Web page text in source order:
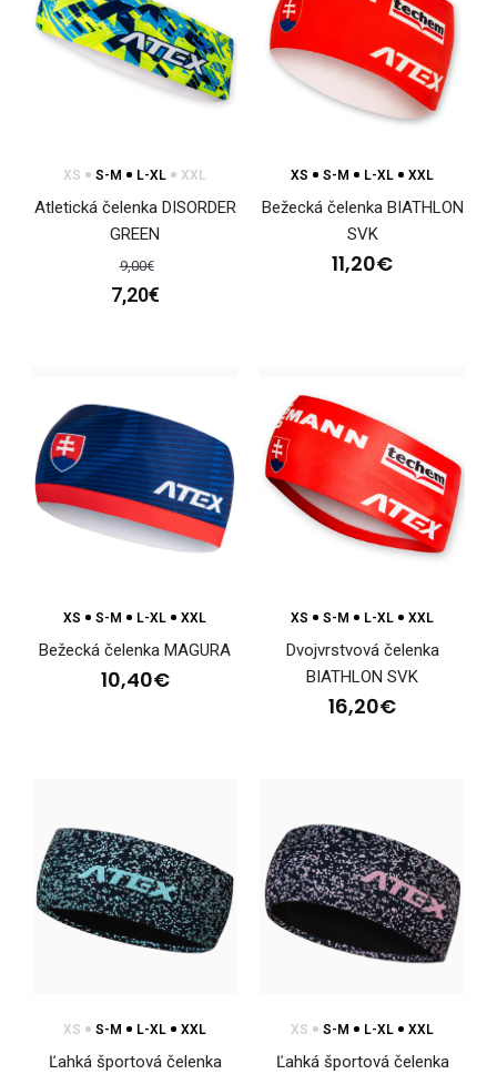
Atletická čelenka DISORDER GREEN
materiálu. Výška čelenky 7 cm, zadnej č..
Bežecká čelenka BIATHLON SVK
11,20€
XS S-M L-XL XXL
Atletická čelenka DISORDER
GREEN
9,00€
7,20€
XS S-M L-XL XXL
Bežecká čelenka BIATHLON
SVK
11,20€
XS S-M L-XL XXL
Bežecká čelenka MAGURA
10,40€
XS S-M L-XL XXL
Dvojvrstvová čelenka
BIATHLON SVK
16,20€
XS S-M L-XL XXL
Ľahká športová čelenka
XS S-M L-XL XXL
Ľahká športová čelenka